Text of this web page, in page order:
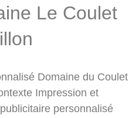
Le Coulet
Domaine du Coulet
Impression et
personnalisé